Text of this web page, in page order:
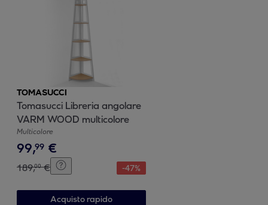
TOMASUCCI
Tomasucci Libreria angolare
VARM WOOD multicolore
Multicolore
99,99 €
189,00 € -47%
Acquisto rapido